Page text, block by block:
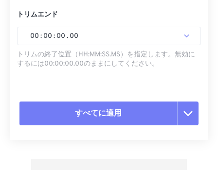
トリムエンド
00 : 00 : 00 . 00
トリムの終了位置（HH:MM:SS.MS）を指定します。無効に
するには00:00:00.00のままにしてください。
すべてに適用